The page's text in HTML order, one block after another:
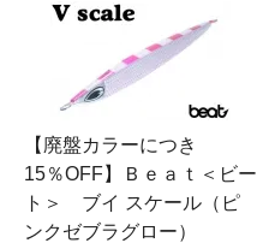
【廃盤カラーにつき
15％OFF】Ｂｅａｔ＜ビー
ト＞ ブイ スケール（ピ
ンクゼブラグロー）